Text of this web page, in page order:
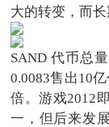
大的转变，而
SAND 代币总
0.0083售出10
倍。游戏2012
一，但后来发